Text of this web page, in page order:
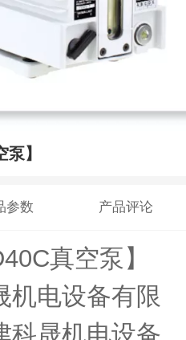
】
参数 产品评论
真空泵】
电设备有限
科晟机电设备